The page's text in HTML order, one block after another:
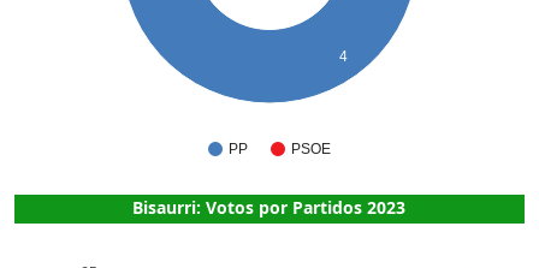
PP PSOE
4
Bisaurri: Votos por Partidos 2023